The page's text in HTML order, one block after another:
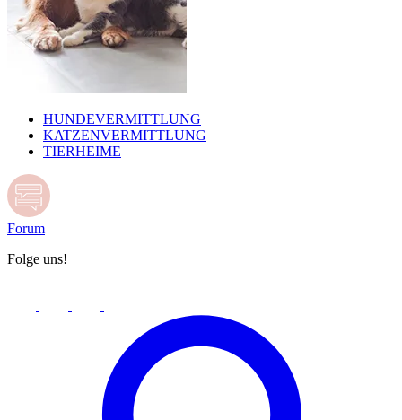
HUNDEVERMITTLUNG
KATZENVERMITTLUNG
TIERHEIME
Forum
Folge uns!